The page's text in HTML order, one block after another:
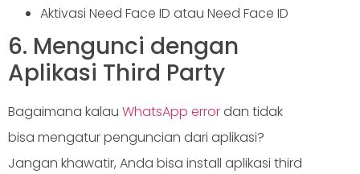
Aktivasi Need Face ID atau Need Face ID
6. Mengunci dengan
Aplikasi Third Party
Bagaimana kalau WhatsApp errordan tidak
bisa mengatur penguncian dari aplikasi?
Jangan khawatir, Anda bisa install aplikasi third